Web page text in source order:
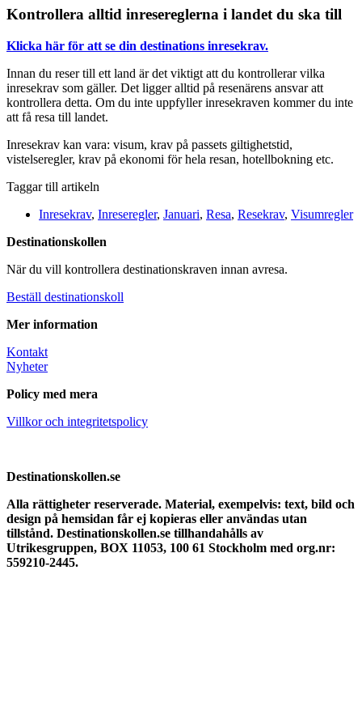
Kontrollera alltid inresereglerna i landet du ska till
Klicka här för att se din destinations inresekrav.
Innan du reser till ett land är det viktigt att du kontrollerar vilka
inresekrav som gäller. Det ligger alltid på resenärens ansvar att
kontrollera detta. Om du inte uppfyller inresekraven kommer du inte
att få resa till landet.
Inresekrav kan vara: visum, krav på passets giltighetstid,
vistelseregler, krav på ekonomi för hela resan, hotellbokning etc.
Taggar till artikeln
Inresekrav, Inreseregler, Januari, Resa, Resekrav, Visumregler
Destinationskollen
När du vill kontrollera destinationskraven innan avresa.
Beställ destinationskoll
Mer information
Kontakt
Nyheter
Policy med mera
Villkor och integritetspolicy
Destinationskollen.se
Alla rättigheter reserverade. Material, exempelvis: text, bild och
design på hemsidan får ej kopieras eller användas utan
tillstånd. Destinationskollen.se tillhandahålls av
Utrikesgruppen, BOX 11053, 100 61 Stockholm med org.nr:
559210-2445.